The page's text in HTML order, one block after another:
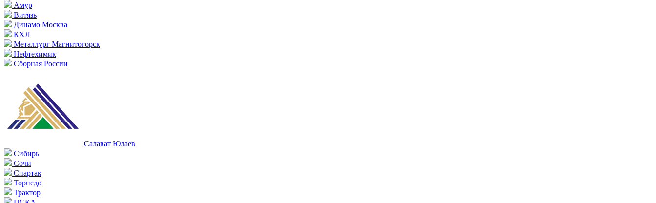
Амур
Витязь
Динамо Москва
КХЛ
Металлург Магнитогорск
Нефтехимик
Сборная России
Салават Юлаев
Сибирь
Сочи
Спартак
Торпедо
Трактор